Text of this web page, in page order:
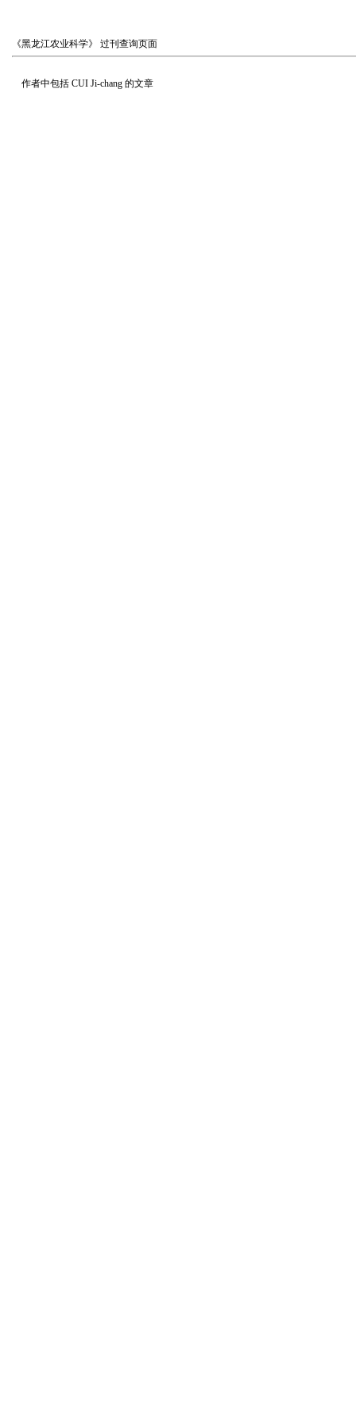
《黑龙江农业科学》 过刊查询页面
作者中包括 CUI Ji-chang 的文章